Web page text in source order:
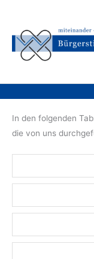
springen
In den folgenden
die von uns